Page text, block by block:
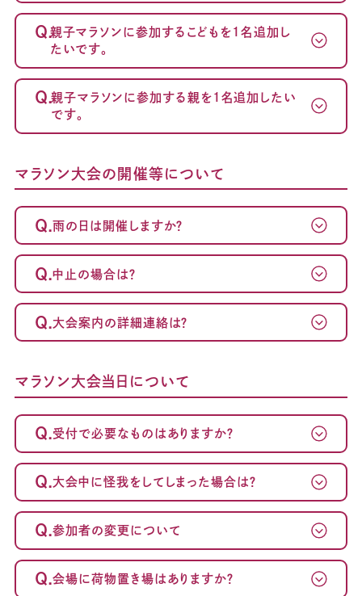
が届かない方へ～
Q.親子マラソンに参加するこどもを1名追加し
たいです。
Q.親子マラソンに参加する親を1名追加したい
です。
マラソン大会の開催等について
Q.雨の日は開催しますか？
Q.中止の場合は？
Q.大会案内の詳細連絡は？
マラソン大会当日について
Q.受付で必要なものはありますか？
Q.大会中に怪我をしてしまった場合は？
Q.参加者の変更について
Q.会場に荷物置き場はありますか？